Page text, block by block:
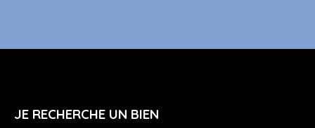
JE RECHERCHE UN BIEN